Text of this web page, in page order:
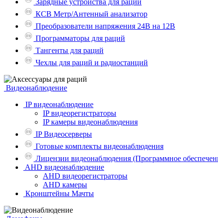
КСВ Метр/Антенный анализатор
Преобразователи напряжения 24В на 12В
Программаторы для раций
Тангенты для раций
Чехлы для раций и радиостанций
Видеонаблюдение
IP видеонаблюдение
IP видеорегистраторы
IP камеры видеонаблюдения
IP Видеосерверы
Готовые комплекты видеонаблюдения
Лицензии видеонаблюдения (Программное
AHD видеонаблюдение
AHD видеорегистраторы
AHD камеры
Кронштейны Мачты